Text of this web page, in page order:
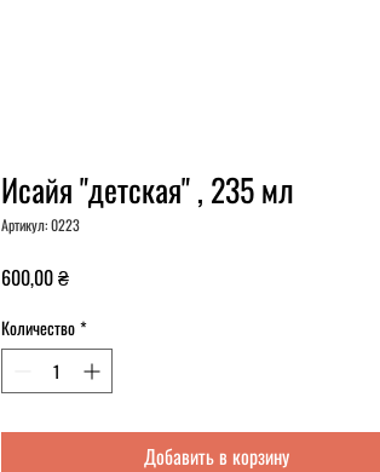
Исайя "детская" , 235 мл
Артикул: 0223
600,00 ₴Цена
Количество*
Добавить в корзину